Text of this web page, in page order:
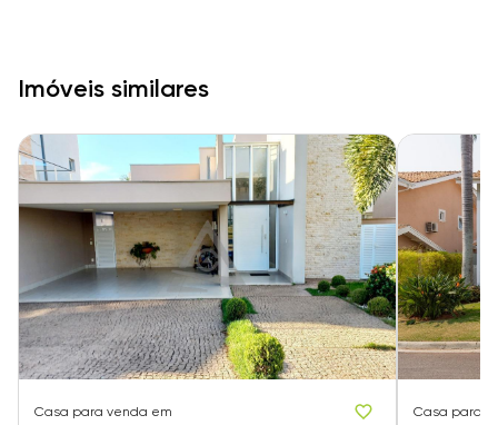
Imóveis similares
Casa para venda em Casa para